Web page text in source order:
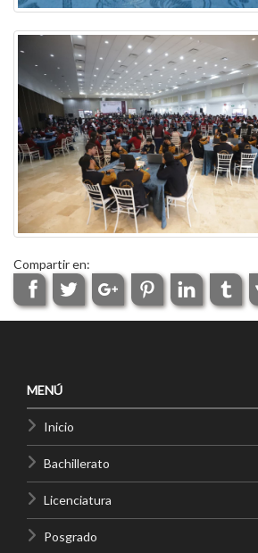
Compartir en:
MENÚ
Inicio
Bachillerato
Licenciatura
Posgrado